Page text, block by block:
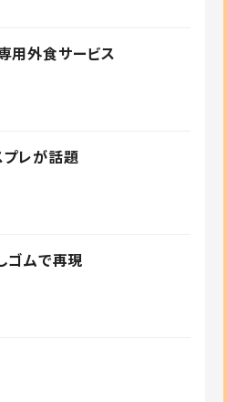
用外食サービス
レが話題
ゴムで再現